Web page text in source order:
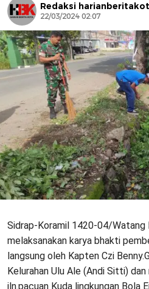
Redaksi
22/03/2024 02:07
Sidrap-Koramil 1420-04/Watang
melaksanakan karya bhakti
langsung oleh Kapten Czi
Kelurahan Ulu Ale (Andi Sitti)
jln.pacuan Kuda lingkungan Bola